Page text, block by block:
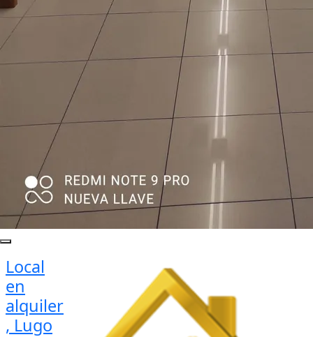
Local
en
alquiler
, Lugo